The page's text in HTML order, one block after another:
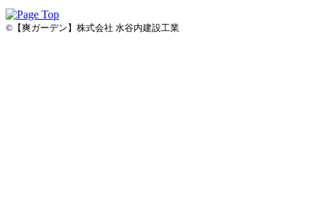
©【爽ガーデン】株式会社 水谷内建設工業